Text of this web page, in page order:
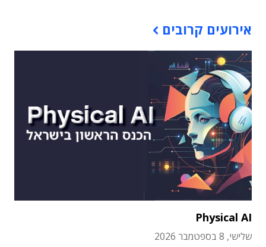
אירועים קרובים
Physical AI
שלישי, 8 בספטמבר 2026